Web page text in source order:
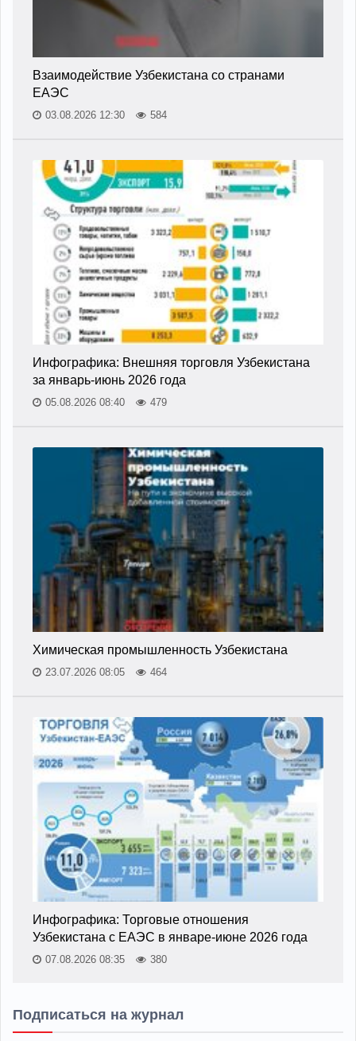
Взаимодействие Узбекистана со странами
ЕАЭС
03.08.2026 12:30 584
Инфографика: Внешняя торговля Узбекистана
за январь-июнь 2026 года
05.08.2026 08:40 479
Химическая промышленность Узбекистана
23.07.2026 08:05 464
Инфографика: Торговые отношения
Узбекистана с ЕАЭС в январе-июне 2026 года
07.08.2026 08:35 380
Подписаться на журнал